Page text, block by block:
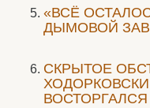
«ВСЁ
ДЫМОВОЙ
СКРЫТОЕ
ВОСТОРГАЛСЯ